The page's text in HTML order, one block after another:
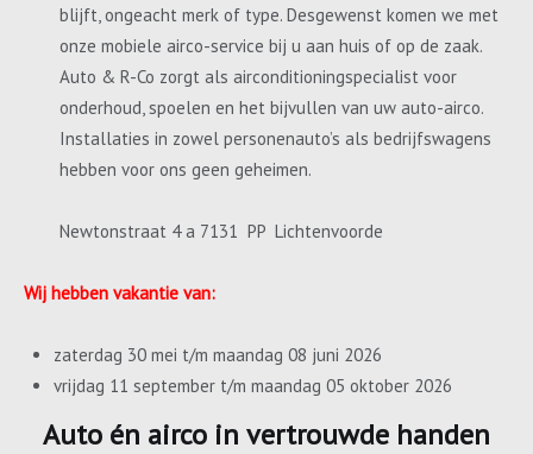
blijft, ongeacht merk of type. Desgewenst komen we met
onze mobiele airco-service bij u aan huis of op de zaak.
Auto & R-Co zorgt als airconditioningspecialist voor
onderhoud, spoelen en het bijvullen van uw auto-airco.
Installaties in zowel personenauto’s als bedrijfswagens
hebben voor ons geen geheimen.
Newtonstraat 4 a 7131 PP Lichtenvoorde
Wij hebben vakantie van:
zaterdag 30 mei t/m maandag 08 juni 2026
vrijdag 11 september t/m maandag 05 oktober 2026
Auto én airco in vertrouwde handen